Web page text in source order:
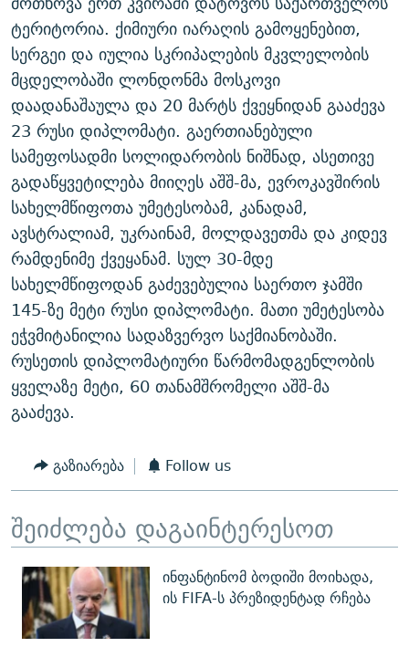
ტერიტორია. ქიმიური იარაღის გამოყენებით,
სერგეი და იულია სკრიპალების მკვლელობის
მცდელობაში ლონდონმა მოსკოვი
დაადანაშაულა და 20 მარტს ქვეყნიდან გააძევა
23 რუსი დიპლომატი. გაერთიანებული
სამეფოსადმი სოლიდარობის ნიშნად, ასეთივე
გადაწყვეტილება მიიღეს აშშ-მა, ევროკავშირის
სახელმწიფოთა უმეტესობამ, კანადამ,
ავსტრალიამ, უკრაინამ, მოლდავეთმა და კიდევ
რამდენიმე ქვეყანამ. სულ 30-მდე
სახელმწიფოდან გაძევებულია საერთო ჯამში
145-ზე მეტი რუსი დიპლომატი. მათი უმეტესობა
ეჭვმიტანილია სადაზვერვო საქმიანობაში.
რუსეთის დიპლომატიური წარმომადგენლობის
ყველაზე მეტი, 60 თანამშრომელი აშშ-მა
გააძევა.
გაზიარება Follow us
შეიძლება დაგაინტერესოთ
ინფანტინომ ბოდიში მოიხადა,
ის FIFA-ს პრეზიდენტად რჩება